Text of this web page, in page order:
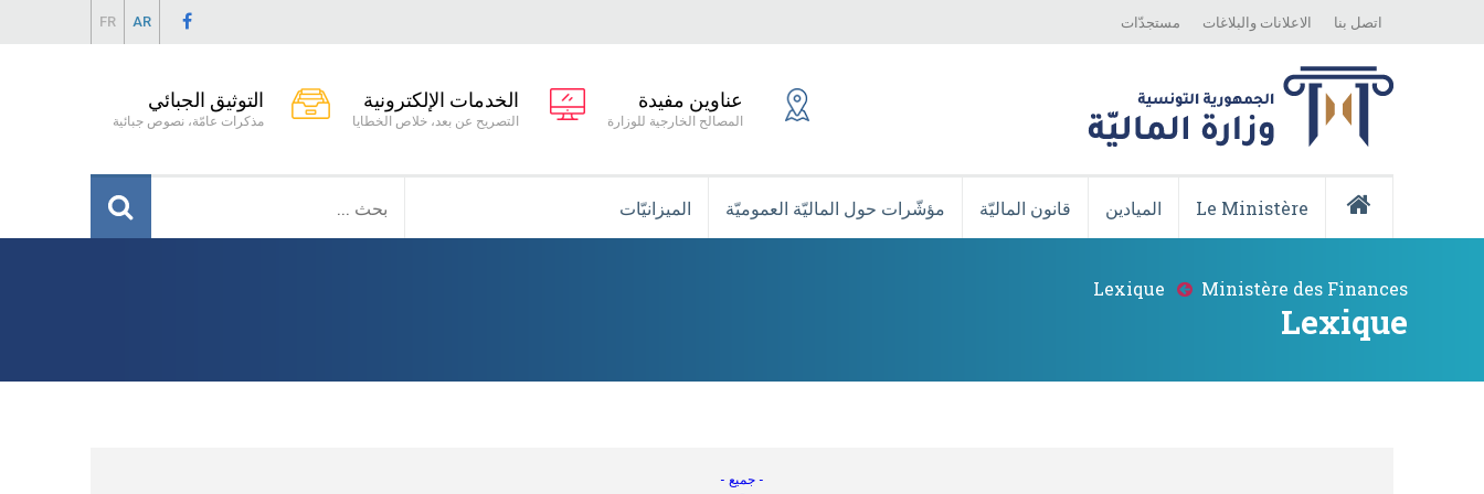
Menu
اتصل بنا الاعلانات والبلاغات مستجدّات FR AR
عناوين مفيدة
المصالح الخارجية للوزارة
الخدمات الإلكترونية
التصريح عن بعد، خلاص الخطايا
التوثيق الجبائي
مذكرات عامّة، نصوص جبائية
Principale
Le Ministère الميادين قانون الماليّة مؤشّرات حول الماليّة العموميّة الميزانيّات
Breadcrumb
Ministère des Finances
Lexique
Lexique
- جميع -